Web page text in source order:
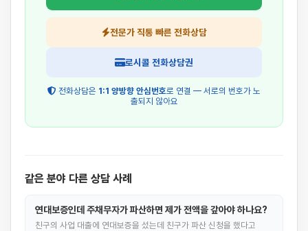
전문가 직통 빠른 전화상담
로시콜 전화상담권
전화상담은 1:1 양방향 안심번호로 연결 — 서로의 번호가 노
출되지 않아요
같은 분야 다른 상담 사례
연대보증인데 주채무자가 파산하면 제가 전액을 갚아야 하나요?
친구의 사업 대출에 연대보증을 섰는데 친구가 파산 신청을 했다고